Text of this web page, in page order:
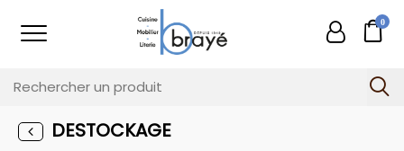
0
DESTOCKAGE